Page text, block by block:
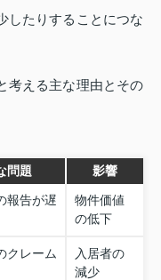
したりすることにつな
考える主な理由とその
問題 影響
報告が遅
物件価値
の低下
クレーム
入居者の
減少